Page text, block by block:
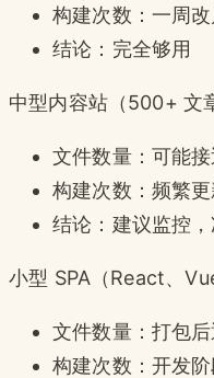
构建次数：一周
结论：完全够用
中型内容站（500+ 文
文件数量：可能
构建次数：频繁
结论：建议监控
小型 SPA（React、
文件数量：打包
构建次数：开发